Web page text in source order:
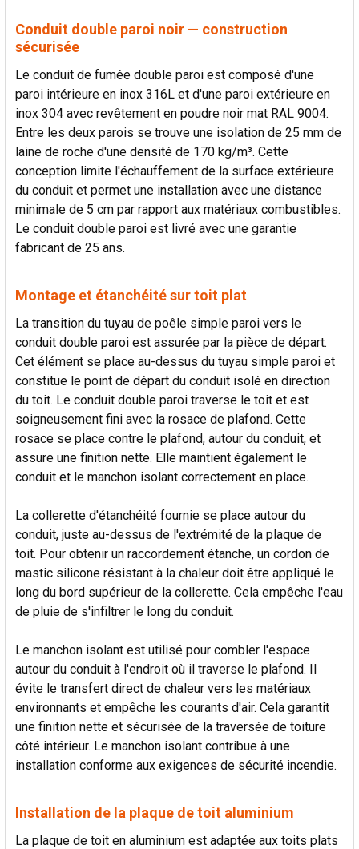
Conduit double paroi noir — construction
sécurisée
Le conduit de fumée double paroi est composé d'une
paroi intérieure en inox 316L et d'une paroi extérieure en
inox 304 avec revêtement en poudre noir mat RAL 9004.
Entre les deux parois se trouve une isolation de 25 mm de
laine de roche d'une densité de 170 kg/m³. Cette
conception limite l'échauffement de la surface extérieure
du conduit et permet une installation avec une distance
minimale de 5 cm par rapport aux matériaux combustibles.
Le conduit double paroi est livré avec une garantie
fabricant de 25 ans.
Montage et étanchéité sur toit plat
La transition du tuyau de poêle simple paroi vers le
conduit double paroi est assurée par la pièce de départ.
Cet élément se place au-dessus du tuyau simple paroi et
constitue le point de départ du conduit isolé en direction
du toit. Le conduit double paroi traverse le toit et est
soigneusement fini avec la rosace de plafond. Cette
rosace se place contre le plafond, autour du conduit, et
assure une finition nette. Elle maintient également le
conduit et le manchon isolant correctement en place.
La collerette d'étanchéité fournie se place autour du
conduit, juste au-dessus de l'extrémité de la plaque de
toit. Pour obtenir un raccordement étanche, un cordon de
mastic silicone résistant à la chaleur doit être appliqué le
long du bord supérieur de la collerette. Cela empêche l'eau
de pluie de s'infiltrer le long du conduit.
Le manchon isolant est utilisé pour combler l'espace
autour du conduit à l'endroit où il traverse le plafond. Il
évite le transfert direct de chaleur vers les matériaux
environnants et empêche les courants d'air. Cela garantit
une finition nette et sécurisée de la traversée de toiture
côté intérieur. Le manchon isolant contribue à une
installation conforme aux exigences de sécurité incendie.
Installation de la plaque de toit aluminium
La plaque de toit en aluminium est adaptée aux toits plats